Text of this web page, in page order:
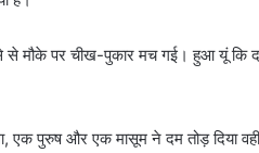
से मौके पर चीख-पुकार मच गई। हुआ यूं कि
एक पुरुष और एक मासूम ने दम तोड़ दिया